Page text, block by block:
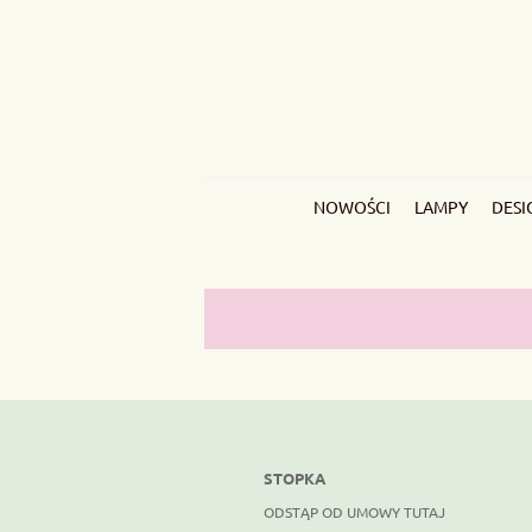
NOWOŚCI LAMPY
STOPKA
ODSTĄP OD UMOWY TUTAJ